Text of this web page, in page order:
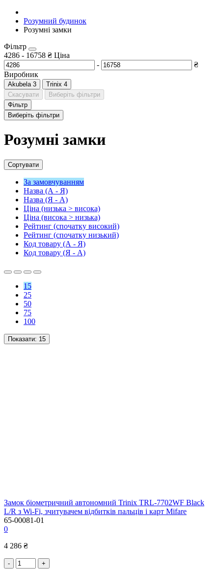
Розумний будинок
Розумні замки
Фільтр
4286 - 16758 ₴ Ціна
-
₴
Виробник
Akubela 3 Trinix 4
Скасувати
Виберіть фільтри
Фільтр
Виберіть фільтри
Розумні замки
Сортувати
За замовчуванням
Назва (А - Я)
Назва (Я - А)
Ціна (низька > висока)
Ціна (висока > низька)
Рейтинг (спочатку високий)
Рейтинг (спочатку низький)
Код товару (А - Я)
Код товару (Я - А)
15
25
50
75
100
Показати: 15
Замок біометричний автономний Trinix TRL-7702WF Black
L/R з Wi-Fi, зчитувачем відбитків пальців і карт Mifare
65-00081-01
0
4 286 ₴
- +